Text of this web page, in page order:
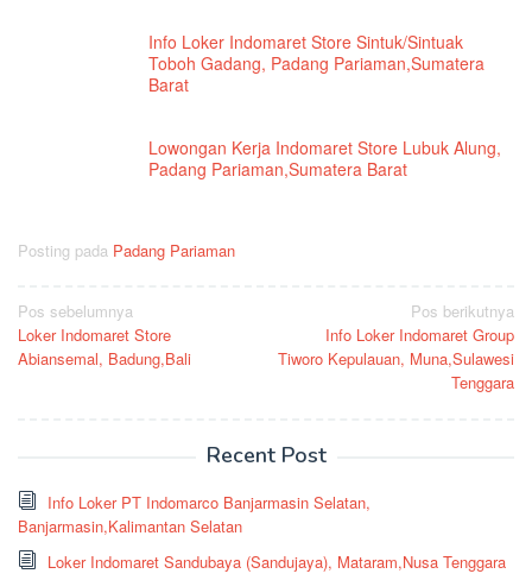
Info Loker Indomaret Store Sintuk/Sintuak
Toboh Gadang, Padang Pariaman,Sumatera
Barat
Lowongan Kerja Indomaret Store Lubuk Alung,
Padang Pariaman,Sumatera Barat
Posting pada Padang Pariaman
Navigasi
pos
Pos sebelumnya
Loker Indomaret Store
Abiansemal, Badung,Bali
Pos berikutnya
Info Loker Indomaret Group
Tiworo Kepulauan, Muna,Sulawesi
Tenggara
Recent Post
Info Loker PT Indomarco Banjarmasin Selatan,
Banjarmasin,Kalimantan Selatan
Loker Indomaret Sandubaya (Sandujaya), Mataram,Nusa Tenggara